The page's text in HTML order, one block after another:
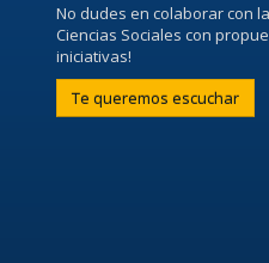
No dudes en colaborar con
Ciencias Sociales con
iniciativas!
Te queremos escuchar